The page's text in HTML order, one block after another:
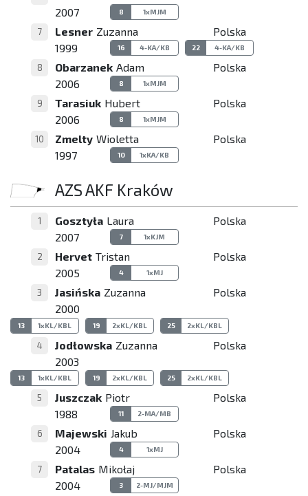
2007
8 1xMJM
7 Lesner Zuzanna
Polska
1999
16 4-KA/KB 22 4-KA/KB
8 Obarzanek Adam
Polska
2006
8 1xMJM
9 Tarasiuk Hubert
Polska
2006
8 1xMJM
10 Zmelty Wioletta
Polska
1997
10 1xKA/KB
AZS AKF Kraków
1 Gosztyła Laura
Polska
2007
7 1xKJM
2 Hervet Tristan
Polska
2005
4 1xMJ
3 Jasińska Zuzanna
Polska
2000
13 1xKL/KBL 19 2xKL/KBL 25 2xKL/KBL
4 Jodłowska Zuzanna
Polska
2003
13 1xKL/KBL 19 2xKL/KBL 25 2xKL/KBL
5 Juszczak Piotr
Polska
1988
11 2-MA/MB
6 Majewski Jakub
Polska
2004
4 1xMJ
7 Patalas Mikołaj
Polska
2004
3 2-MJ/MJM